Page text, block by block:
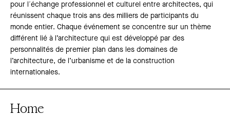
pour l´échange professionnel et culturel entre architectes, qui
réunissent chaque trois ans des milliers de participants du
monde entier. Chaque événement se concentre sur un thème
différent lié à l’architecture qui est développé par des
personnalités de premier plan dans les domaines de
l’architecture, de l’urbanisme et de la construction
internationales.
Home